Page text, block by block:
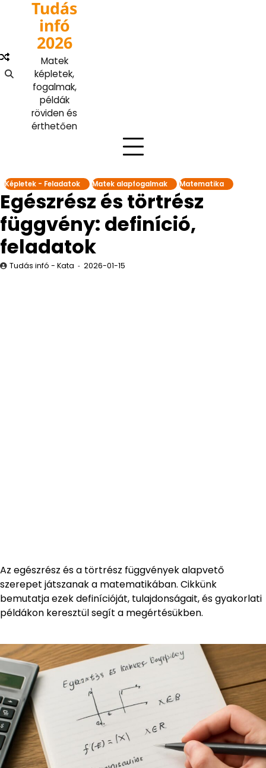
Tudás
infó
2026
Matek
képletek,
fogalmak,
példák
röviden és
érthetően
Képletek - Feladatok Matek alapfogalmak Matematika
Egészrész és törtrész
függvény: definíció,
feladatok
Tudás infó - Kata 2026-01-15
Az egészrész és a törtrész függvények alapvető
szerepet játszanak a matematikában. Cikkünk
bemutatja ezek definícióját, tulajdonságait, és gyakorlati
példákon keresztül segít a megértésükben.